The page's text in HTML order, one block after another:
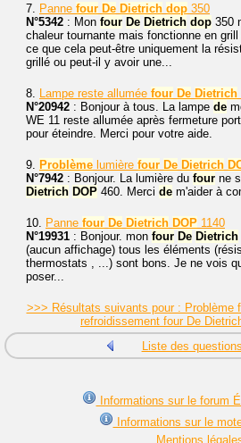
7. Panne four De Dietrich dop 350
N°5342 : Mon four De Dietrich dop 350
chaleur tournante mais fonctionne en
ce que cela peut-être uniquement la
grillé ou peut-il y avoir une...
8. Lampe reste allumée four De Dietrich
N°20942 : Bonjour à tous. La lampe de
WE 11 reste allumée après fermeture
pour éteindre. Merci pour votre aide.
9. Problème lumière four De Dietrich
N°7942 : Bonjour. La lumière du four ne
Dietrich DOP 460. Merci de m'aider à
10. Panne four De Dietrich DOP 1140
N°19931 : Bonjour. mon four De Dietrich
(aucun affichage) tous les éléments
thermostats , ...) sont bons. Je ne vois
poser...
>>> Résultats suivants pour : Problème
refroidissement four De
Liste des questions
Informations sur le forum
Informations sur le
Mentions